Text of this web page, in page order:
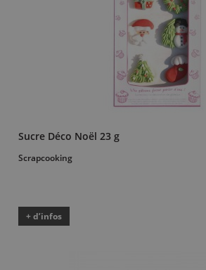
Sucre Déco Noël 23 g
Scrapcooking
+ d’infos